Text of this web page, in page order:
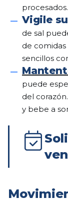
procesados.
Vigile
de sal
de
sencillos
puede
del
y bebe a